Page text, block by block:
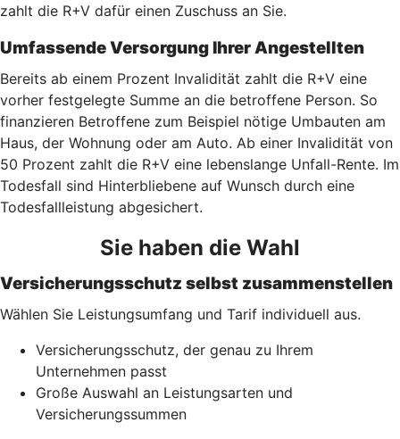
zahlt die R+V dafür einen Zuschuss an Sie.
Umfassende Versorgung Ihrer Angestellten
Bereits ab einem Prozent Invalidität zahlt die R+V eine
vorher festgelegte Summe an die betroffene Person. So
finanzieren Betroffene zum Beispiel nötige Umbauten am
Haus, der Wohnung oder am Auto. Ab einer Invalidität von
50 Prozent zahlt die R+V eine lebenslange Unfall-Rente. Im
Todesfall sind Hinterbliebene auf Wunsch durch eine
Todesfallleistung abgesichert.
Sie haben die Wahl
Versicherungsschutz selbst zusammenstellen
Wählen Sie Leistungsumfang und Tarif individuell aus.
Versicherungsschutz, der genau zu Ihrem
Unternehmen passt
Große Auswahl an Leistungsarten und
Versicherungssummen